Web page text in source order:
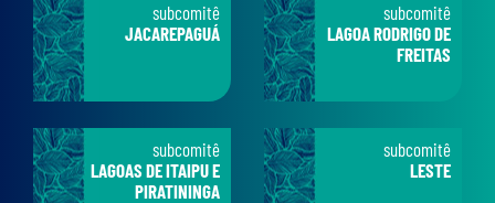
subcomitê
JACAREPAGUÁ
subcomitê
LAGOA RODRIGO DE
FREITAS
subcomitê
LAGOAS DE ITAIPU E
PIRATININGA
subcomitê
LESTE